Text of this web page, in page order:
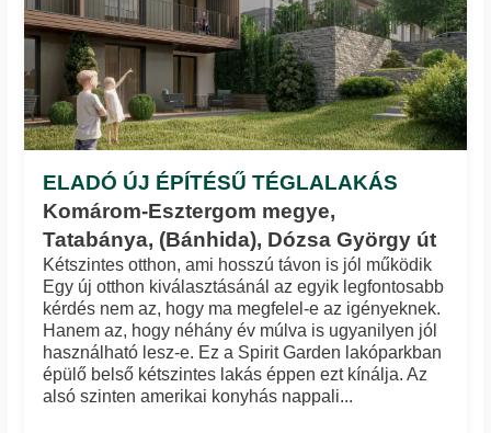
ELADÓ ÚJ ÉPÍTÉSŰ TÉGLALAKÁS
Komárom-Esztergom megye,
Tatabánya, (Bánhida), Dózsa György út
Kétszintes otthon, ami hosszú távon is jól működik
Egy új otthon kiválasztásánál az egyik legfontosabb
kérdés nem az, hogy ma megfelel-e az igényeknek.
Hanem az, hogy néhány év múlva is ugyanilyen jól
használható lesz-e. Ez a Spirit Garden lakóparkban
épülő belső kétszintes lakás éppen ezt kínálja. Az
alsó szinten amerikai konyhás nappali...